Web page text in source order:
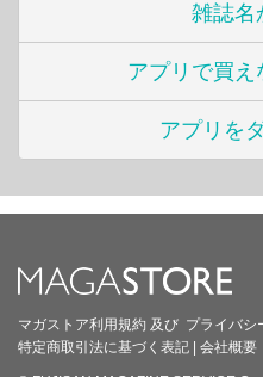
雑誌名
アプリで買え
アプリを
マガストア利用規約 及び プライバシ
特定商取引法に基づく表記 | 会社概要